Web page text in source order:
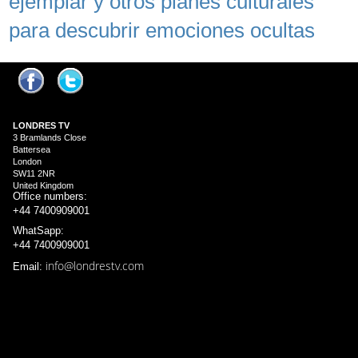
para descubrir emociones ocultas
LONDRES TV
3 Bramlands Close
Battersea
London
SW11 2NR
United Kingdom
Office numbers:
+44 7400909001
WhatSapp:
+44 7400909001
Email: info@londrestv.com